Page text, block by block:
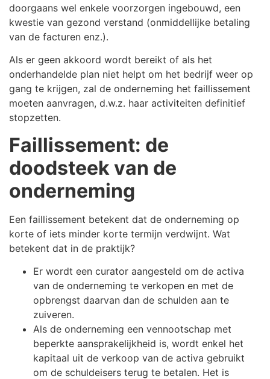
doorgaans wel enkele voorzorgen ingebouwd, een
kwestie van gezond verstand (onmiddellijke betaling
van de facturen enz.).
Als er geen akkoord wordt bereikt of als het
onderhandelde plan niet helpt om het bedrijf weer op
gang te krijgen, zal de onderneming het faillissement
moeten aanvragen, d.w.z. haar activiteiten definitief
stopzetten.
Faillissement: de
doodsteek van de
onderneming
Een faillissement betekent dat de onderneming op
korte of iets minder korte termijn verdwijnt. Wat
betekent dat in de praktijk?
Er wordt een curator aangesteld om de activa
van de onderneming te verkopen en met de
opbrengst daarvan dan de schulden aan te
zuiveren.
Als de onderneming een vennootschap met
beperkte aansprakelijkheid is, wordt enkel het
kapitaal uit de verkoop van de activa gebruikt
om de schuldeisers terug te betalen. Het is